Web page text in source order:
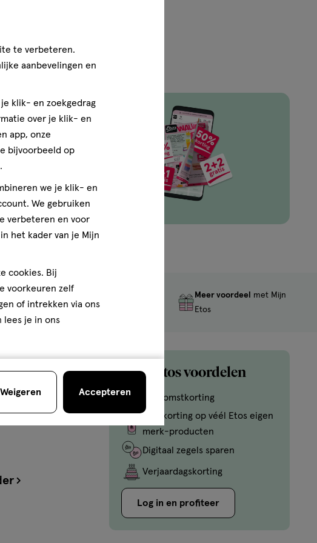
aanbiedingen van
Gratisretourneren
Meer voordeel
met Mijn
Etos
Mijn Etos voordelen
Welkomstkorting
10% korting op véél Etos eigen
merk-producten
Digitaal zegels sparen
Verjaardagskorting
Log in en profiteer
te verbeteren.
aanbevelingen en
klik- en zoekgedrag
over je klik- en
app, onze
bijvoorbeeld op
we je klik- en
We gebruiken
verbeteren en voor
het kader van je Mijn
cookies. Bij
voorkeuren zelf
of intrekken via ons
lees je in ons
Weigeren Accepteren